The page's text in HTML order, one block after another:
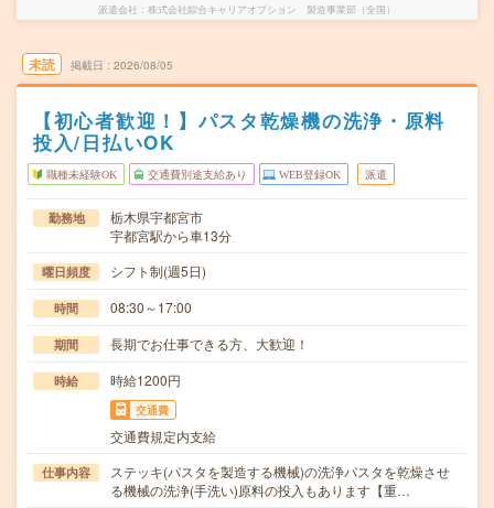
派遣会社 株式会社綜合キャリアオプション 製造事業部（全国）
未読 掲載日 2026/08/05
【初心者歓迎！】パスタ乾燥機の洗浄・原料
投入/日払いOK
職種未経験OK 交通費別途支給あり WEB登録OK 派遣
勤務地
栃木県宇都宮市
宇都宮駅から車13分
曜日頻度 シフト制(週5日)
時間 08:30～17:00
期間 長期でお仕事できる方、大歓迎！
時給 時給1200円
交通費
交通費規定内支給
仕事内容
ステッキ(パスタを製造する機械)の洗浄パスタを乾燥させ
る機械の洗浄(手洗い)原料の投入もあります【重…